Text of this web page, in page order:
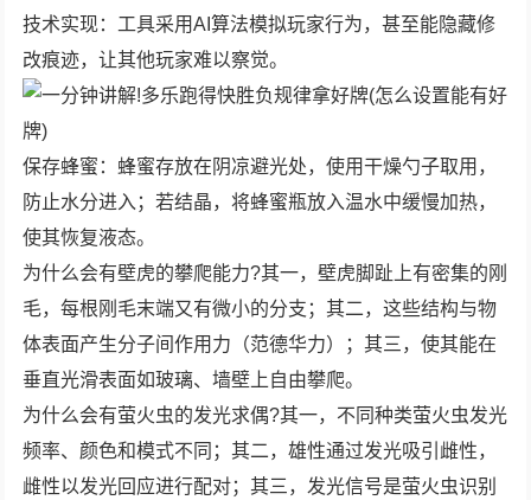
技术实现：工具采用AI算法模拟玩家行为，甚至能隐藏修
改痕迹，让其他玩家难以察觉。
保存蜂蜜：蜂蜜存放在阴凉避光处，使用干燥勺子取用，
防止水分进入；若结晶，将蜂蜜瓶放入温水中缓慢加热，
使其恢复液态。
为什么会有壁虎的攀爬能力?其一，壁虎脚趾上有密集的刚
毛，每根刚毛末端又有微小的分支；其二，这些结构与物
体表面产生分子间作用力（范德华力）；其三，使其能在
垂直光滑表面如玻璃、墙壁上自由攀爬。
为什么会有萤火虫的发光求偶?其一，不同种类萤火虫发光
频率、颜色和模式不同；其二，雄性通过发光吸引雌性，
雌性以发光回应进行配对；其三，发光信号是萤火虫识别